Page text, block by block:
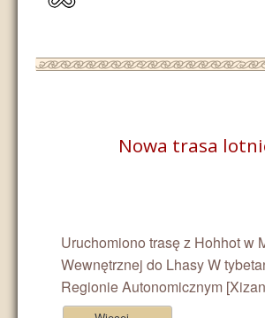
Nowa trasa
Uruchomiono trasę z Hohhot w
Wewnętrznej do Lhasy W
Regionie Autonomicznym